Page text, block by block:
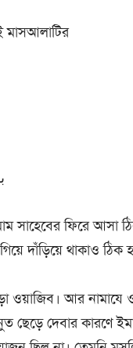
মাসআলাটির
সাহেবের ফিরে
দাঁড়িয়ে থাকাও ঠিক
আর নামাযে
দেবার কারণে